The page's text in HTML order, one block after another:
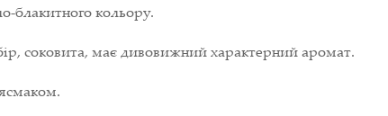
блакитного кольору.
соковита, має дивовижний характерний аромат.